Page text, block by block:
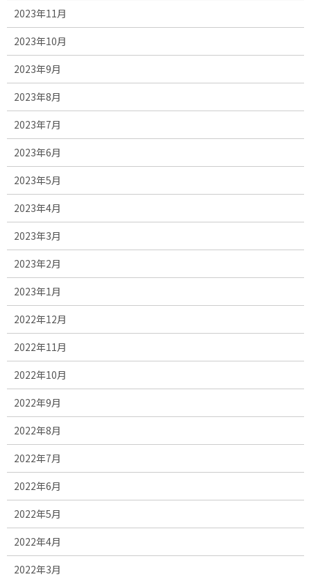
2023年11月
2023年10月
2023年9月
2023年8月
2023年7月
2023年6月
2023年5月
2023年4月
2023年3月
2023年2月
2023年1月
2022年12月
2022年11月
2022年10月
2022年9月
2022年8月
2022年7月
2022年6月
2022年5月
2022年4月
2022年3月